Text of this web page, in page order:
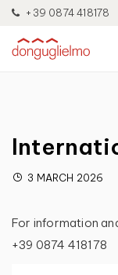
+39 0874 418178
3 MARCH 2026
For information
+39 0874 418178